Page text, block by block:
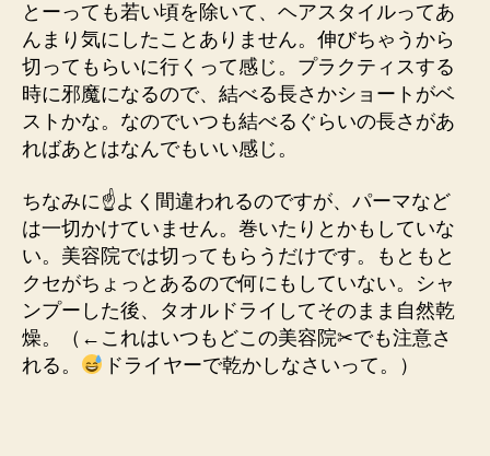
とーっても若い頃を除いて、ヘアスタイルってあ
んまり気にしたことありません。伸びちゃうから
切ってもらいに行くって感じ。プラクティスする
時に邪魔になるので、結べる長さかショートがベ
ストかな。なのでいつも結べるぐらいの長さがあ
ればあとはなんでもいい感じ。
ちなみに☝よく間違われるのですが、パーマなど
は一切かけていません。巻いたりとかもしていな
い。美容院では切ってもらうだけです。もともと
クセがちょっとあるので何にもしていない。シャ
ンプーした後、タオルドライしてそのまま自然乾
燥。（←これはいつもどこの美容院✂でも注意さ
れる。
ドライヤーで乾かしなさいって。）